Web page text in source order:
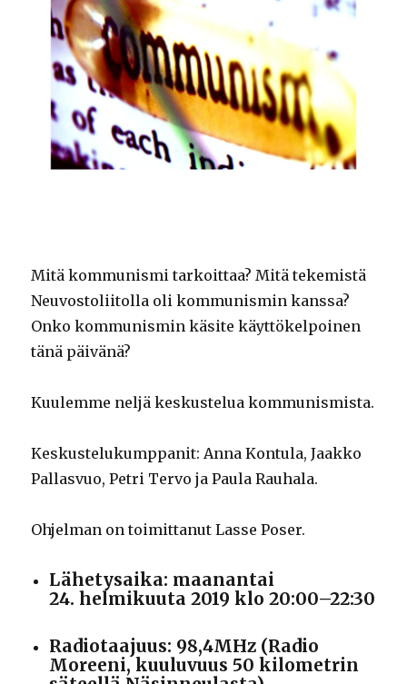
Mitä kommunismi tarkoittaa? Mitä tekemistä
Neuvostoliitolla oli kommunismin kanssa?
Onko kommunismin käsite käyttökelpoinen
tänä päivänä?
Kuulemme neljä keskustelua kommunismista.
Keskustelukumppanit: Anna Kontula, Jaakko
Pallasvuo, Petri Tervo ja Paula Rauhala.
Ohjelman on toimittanut Lasse Poser.
Lähetysaika: maanantai
24. helmikuuta 2019 klo 20:00–22:30
Radiotaajuus: 98,4MHz (Radio
Moreeni, kuuluvuus 50 kilometrin